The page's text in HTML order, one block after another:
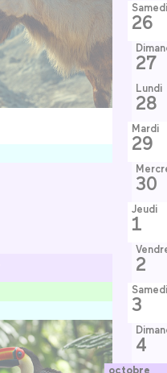
Samedi
26
27
Lundi
28
Mardi
29
30
Jeudi
1
2
Samedi
3
4
octobre